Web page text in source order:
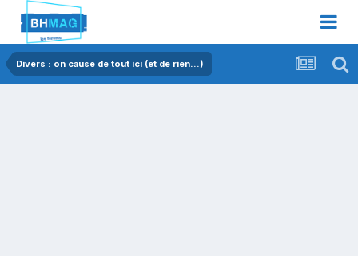
Divers : on cause de tout ici (et de rien...)